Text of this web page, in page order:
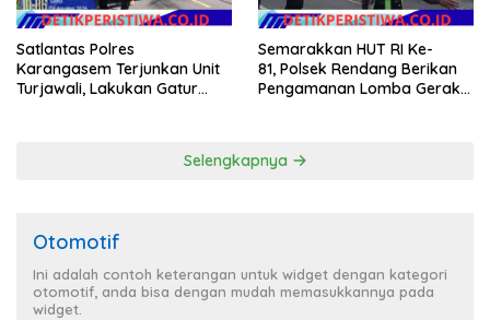
Satlantas Polres
Karangasem Terjunkan Unit
Turjawali, Lakukan Gatur
Semarakkan HUT RI Ke-
81, Polsek Rendang Berikan
Pengamanan Lomba Gerak
Selengkapnya
Otomotif
Ini adalah contoh keterangan untuk widget dengan kategori
otomotif, anda bisa dengan mudah memasukkannya pada
widget.